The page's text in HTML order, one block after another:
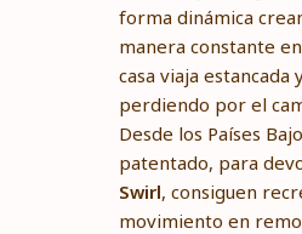
forma dinámica
manera constante
casa viaja
perdiendo por el
Desde los Países
patentado, para
Swirl, consiguen
movimiento en